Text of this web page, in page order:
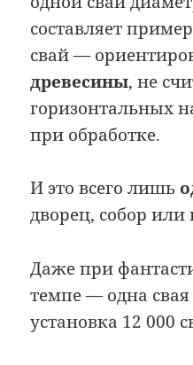
составляет
свай —
древесины, не
горизонтальных
при обработке.
И это всего лишь
дворец, собор или
Даже при
темпе — одна
установка 12 000